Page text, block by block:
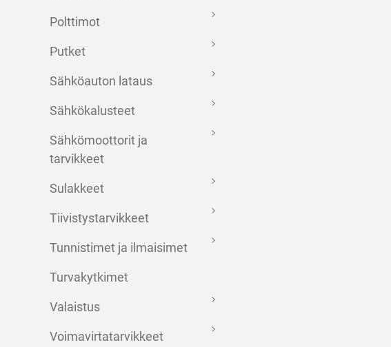
Polttimot
Putket
Sähköauton lataus
Sähkökalusteet
Sähkömoottorit ja
tarvikkeet
Sulakkeet
Tiivistystarvikkeet
Tunnistimet ja ilmaisimet
Turvakytkimet
Valaistus
Voimavirtatarvikkeet